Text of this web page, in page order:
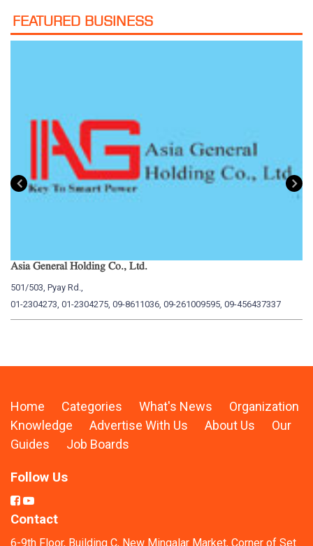
FEATURED BUSINESS
Asia General Holding Co., Ltd.
501/503, Pyay Rd.,
01-2304273, 01-2304275, 09-8611036, 09-261009595, 09-456437337
Home Categories What's News
Organization
Knowledge
Advertise With Us About Us
Our
Guides
Job Boards
Follow Us
Contact
6-9th Floor, Building C, New Mingalar Market, Corner of Set